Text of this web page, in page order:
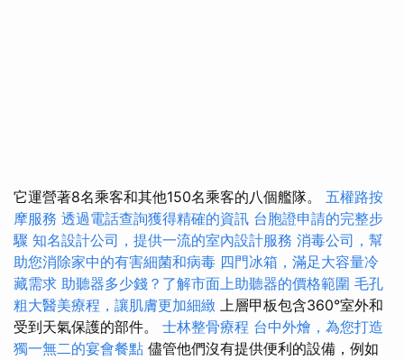
它運營著8名乘客和其他150名乘客的八個艦隊。 五權路按
摩服務 透過電話查詢獲得精確的資訊 台胞證申請的完整步
驟 知名設計公司，提供一流的室內設計服務 消毒公司，幫
助您消除家中的有害細菌和病毒 四門冰箱，滿足大容量冷
藏需求 助聽器多少錢？了解市面上助聽器的價格範圍 毛孔
粗大醫美療程，讓肌膚更加細緻 上層甲板包含360°室外和
受到天氣保護的部件。 士林整骨療程 台中外燴，為您打造
獨一無二的宴會餐點 儘管他們沒有提供便利的設備，例如